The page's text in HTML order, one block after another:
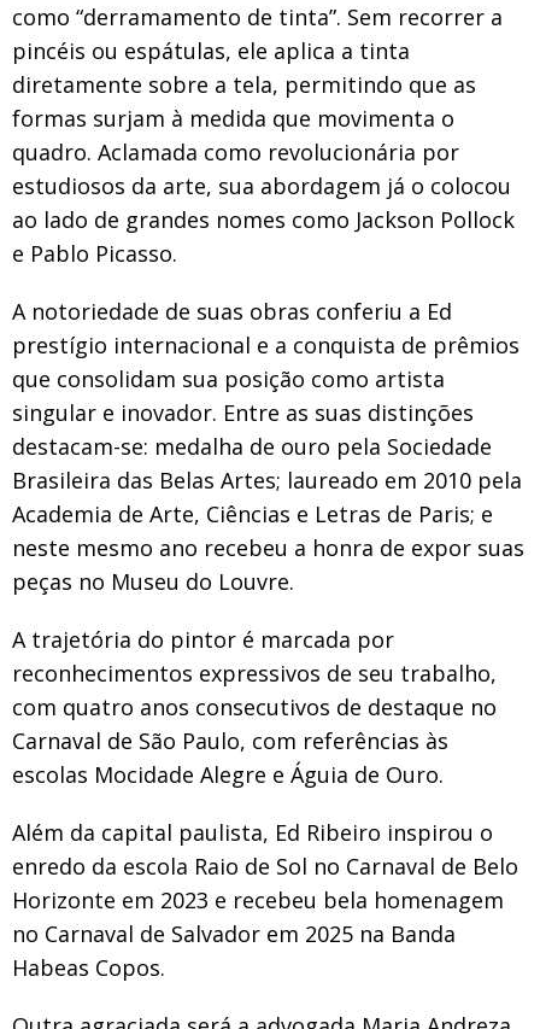
como “derramamento de tinta”. Sem recorrer a
pincéis ou espátulas, ele aplica a tinta
diretamente sobre a tela, permitindo que as
formas surjam à medida que movimenta o
quadro. Aclamada como revolucionária por
estudiosos da arte, sua abordagem já o colocou
ao lado de grandes nomes como Jackson Pollock
e Pablo Picasso.
A notoriedade de suas obras conferiu a Ed
prestígio internacional e a conquista de prêmios
que consolidam sua posição como artista
singular e inovador. Entre as suas distinções
destacam-se: medalha de ouro pela Sociedade
Brasileira das Belas Artes; laureado em 2010 pela
Academia de Arte, Ciências e Letras de Paris; e
neste mesmo ano recebeu a honra de expor suas
peças no Museu do Louvre.
A trajetória do pintor é marcada por
reconhecimentos expressivos de seu trabalho,
com quatro anos consecutivos de destaque no
Carnaval de São Paulo, com referências às
escolas Mocidade Alegre e Águia de Ouro.
Além da capital paulista, Ed Ribeiro inspirou o
enredo da escola Raio de Sol no Carnaval de Belo
Horizonte em 2023 e recebeu bela homenagem
no Carnaval de Salvador em 2025 na Banda
Habeas Copos.